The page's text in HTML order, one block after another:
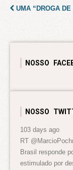
UMA “DROGA
NOSSO
NOSSO
103 days ago
RT
Brasil responde
estimulado por